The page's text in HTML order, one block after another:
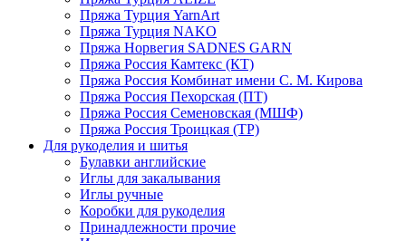
Пряжа Турция YarnArt
Пряжа Турция NAKO
Пряжа Норвегия SADNES GARN
Пряжа Россия Камтекс (КТ)
Пряжа Россия Комбинат имени С. М. Кирова
Пряжа Россия Пехорская (ПТ)
Пряжа Россия Семеновская (МШФ)
Пряжа Россия Троицкая (ТР)
Для рукоделия и шитья
Булавки английские
Иглы для закалывания
Иглы ручные
Коробки для рукоделия
Принадлежности прочие